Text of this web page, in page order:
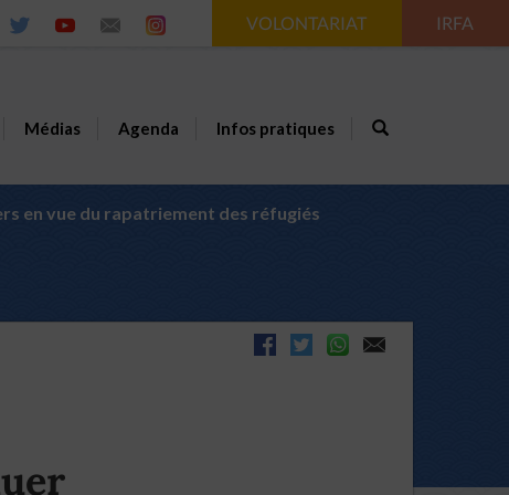
VOLONTARIAT IRFA
Médias Agenda Infos pratiques
en vue du rapatriement des réfugiés